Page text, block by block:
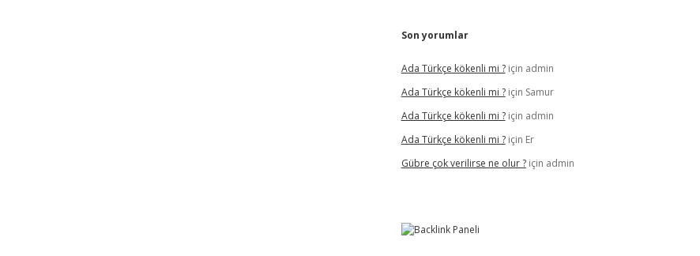
Son yorumlar
Ada Türkçe kökenli mi ?için admin
Ada Türkçe kökenli mi ?için Samur
Ada Türkçe kökenli mi ?için admin
Ada Türkçe kökenli mi ?için Er
Gübre çok verilirse ne olur ?için admin